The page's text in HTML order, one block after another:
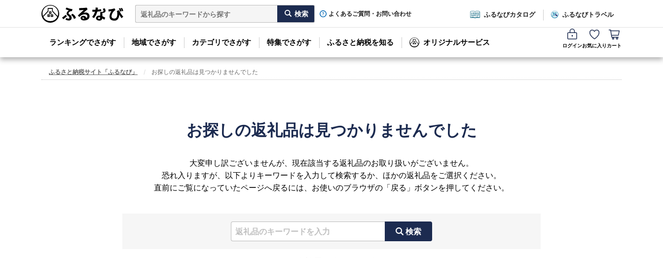
よくあるご質問・お問い合わせ ふるなびカタログ ふるなびトラベル
ランキングでさがす 地域でさがす カテゴリでさがす 特集でさがす ふるさと納税を知る オリジナルサービス ログインお気に入り カート
ふるさと納税サイト「ふるなび」 お探しの返礼品は見つかりませんでした
お探しの返礼品は見つかりませんでした
大変申し訳ございませんが、現在該当する返礼品のお取り扱いがございません。
恐れ入りますが、以下よりキーワードを入力して検索するか、ほかの返礼品をご選択ください。
直前にご覧になっていたページへ戻るには、お使いのブラウザの「戻る」ボタンを押してください。
検索